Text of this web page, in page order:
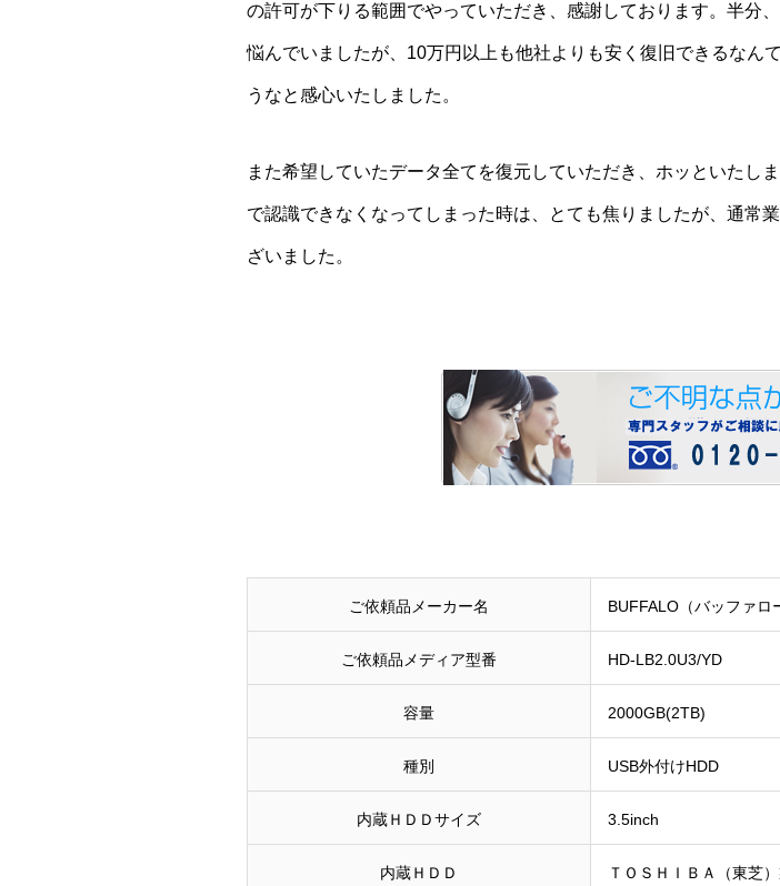
の許可が下りる範囲でやっていただき、感謝しております。半分
悩んでいましたが、10万円以上も他社よりも安く復旧できるなん
うなと感心いたしました。
また希望していたデータ全てを復元していただき、ホッといたし
で認識できなくなってしまった時は、とても焦りましたが、通常
ざいました。
ご依頼品メーカー名 BUFFALO（バッファロ
ご依頼品メディア型番 HD-LB2.0U3/YD
容量 2000GB(2TB)
種別 USB外付けHDD
内蔵ＨＤＤサイズ 3.5inch
内蔵ＨＤＤ ＴＯＳＨＩＢＡ（東芝